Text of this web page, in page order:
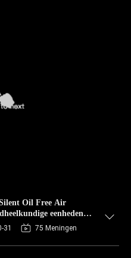
Oil Free Air
eenheden
31 75 Meningen